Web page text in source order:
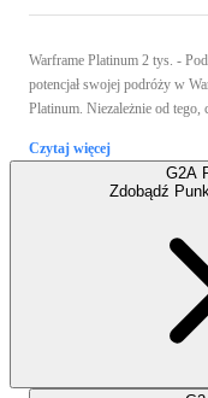
Warframe Platinum 2 tys. -
potencjał swojej podróży w
Platinum. Niezależnie od tego,
Czytaj więcej
G2A
Zdobądź